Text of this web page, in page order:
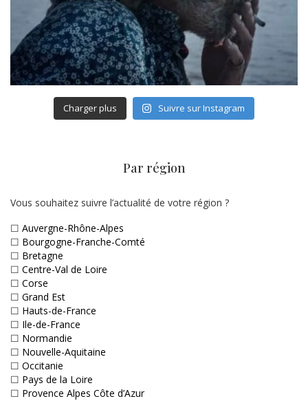
Charger plus Suivre sur Instagram
Par région
Vous souhaitez suivre l’actualité de votre région ?
☐ Auvergne-Rhône-Alpes
☐ Bourgogne-Franche-Comté
☐ Bretagne
☐ Centre-Val de Loire
☐ Corse
☐ Grand Est
☐ Hauts-de-France
☐ Ile-de-France
☐ Normandie
☐ Nouvelle-Aquitaine
☐ Occitanie
☐ Pays de la Loire
☐ Provence Alpes Côte d’Azur